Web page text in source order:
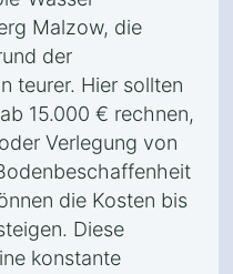
Malzow, die
der
teurer. Hier sollten
15.000 € rechnen,
Verlegung von
die Kosten bis
Diese
konstante